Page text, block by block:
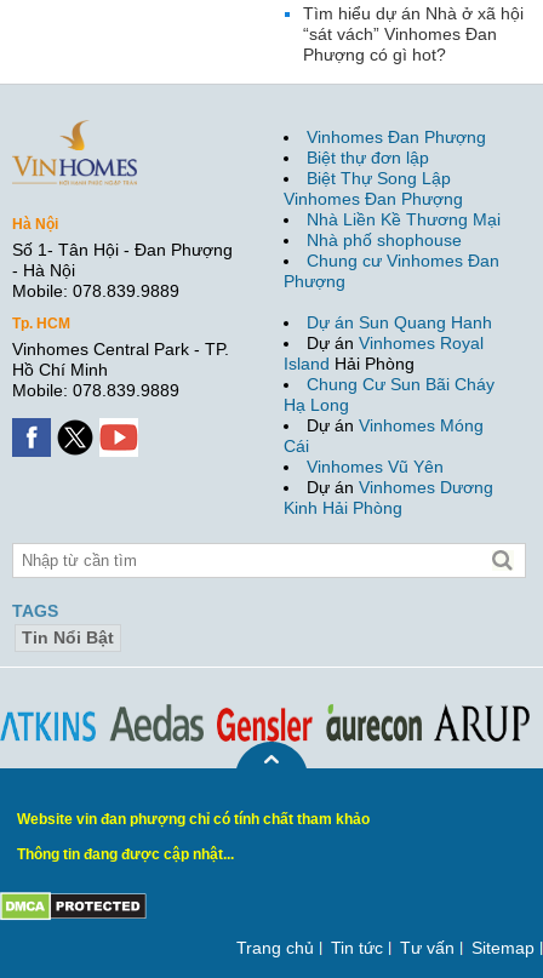
Tìm hiểu dự án Nhà ở xã hội
“sát vách” Vinhomes Đan
Phượng có gì hot?
Hà Nội
Số 1- Tân Hội - Đan Phượng
- Hà Nội
Mobile: 078.839.9889
Tp. HCM
Vinhomes Central Park - TP.
Hồ Chí Minh
Mobile: 078.839.9889
Vinhomes Đan Phượng
Biệt thự đơn lập
Biệt Thự Song Lập
Vinhomes Đan Phượng
Nhà Liền Kề Thương Mại
Nhà phố shophouse
Chung cư Vinhomes Đan
Phượng
Dự án Sun Quang Hanh
Dự án Vinhomes Royal
Island Hải Phòng
Chung Cư Sun Bãi Cháy
Hạ Long
Dự án Vinhomes Móng
Cái
Vinhomes Vũ Yên
Dự án Vinhomes Dương
Kinh Hải Phòng
TAGS
Tin Nổi Bật
Website vin đan phượng chỉ có tính chất tham khảo
Thông tin đang được cập nhật...
Trang chủ Tin tức Tư vấn Sitemap